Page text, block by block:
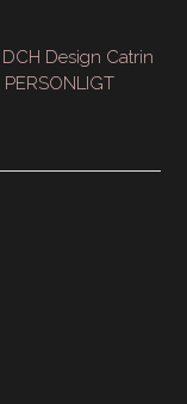
DCH Design Catrin
PERSONLIGT